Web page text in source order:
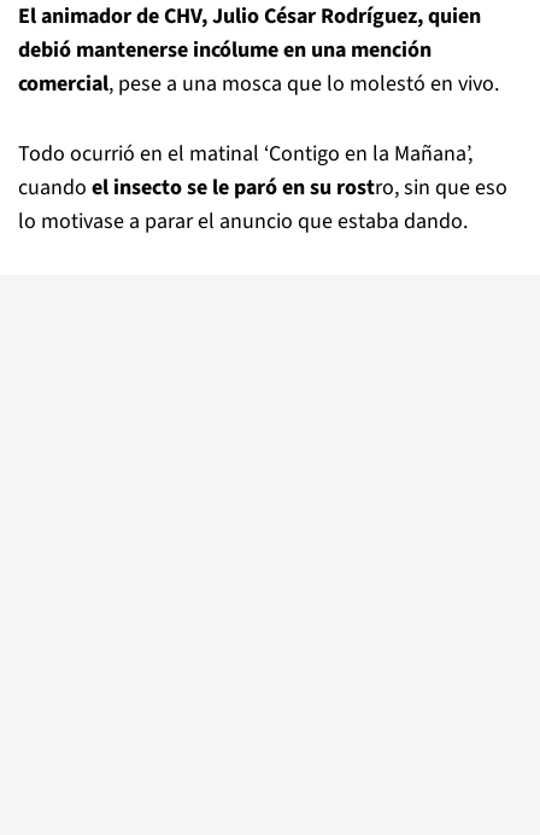
El animador de CHV, Julio César Rodríguez, quien
debió mantenerse incólume en una mención
comercial, pese a una mosca que lo molestó en vivo.
Todo ocurrió en el matinal ‘Contigo en la Mañana’,
cuando el insecto se le paró en su rostro, sin que eso
lo motivase a parar el anuncio que estaba dando.